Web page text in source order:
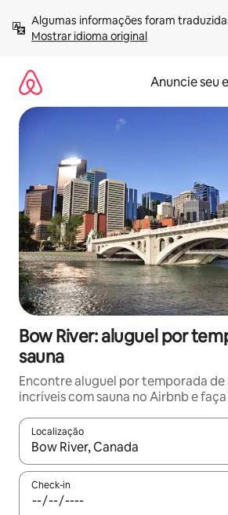
para
Mostrar idioma original
Anuncie seu
Bow River: aluguel por
sauna
Encontre aluguel por temporada
incríveis com sauna no Airbnb e faça
Localização
Quando os resultados estiverem
Check-in